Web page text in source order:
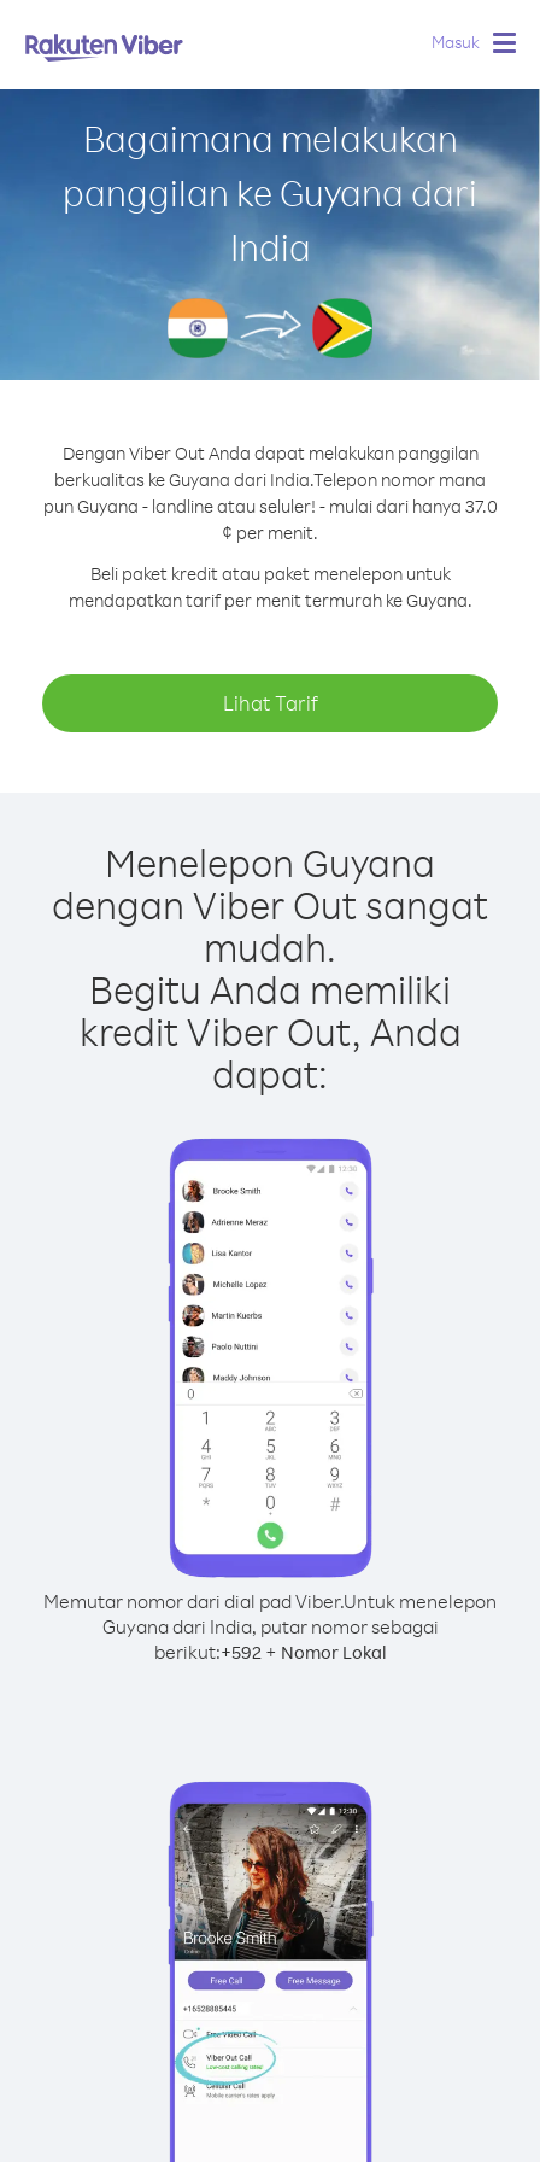
Masuk
Bagaimana melakukan
panggilan ke Guyana dari
India
Dengan Viber Out Anda dapat melakukan panggilan
berkualitas ke Guyana dari India.Telepon nomor mana
pun Guyana - landline atau seluler! - mulai dari hanya 37.0
¢ per menit.
Beli paket kredit atau paket menelepon untuk
mendapatkan tarif per menit termurah ke Guyana.
Lihat Tarif
Menelepon Guyana
dengan Viber Out sangat
mudah.
Begitu Anda memiliki
kredit Viber Out, Anda
dapat:
Memutar nomor dari dial pad Viber.Untuk menelepon
Guyana dari India, putar nomor sebagai
berikut:+592+ Nomor Lokal